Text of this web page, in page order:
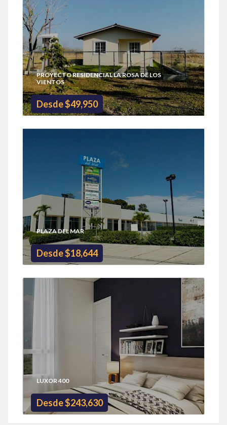
PROYECTO RESIDENCIAL LA ROSA DE LOS
VIENTOS
Desde $49,950
PLAZA DEL MAR
Desde $18,644
LUXOR 400
Desde $243,630